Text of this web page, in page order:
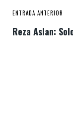
ENTRADA ANTERIOR
Reza Aslan: